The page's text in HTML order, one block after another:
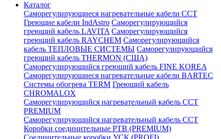
Каталог
Саморегулирующиеся нагревательные кабели ССТ
Греющие кабели IndAstro Саморегулирующийся
греющий кабель LAVITA Саморегулирующийся
греющий кабель RAYCHEM Саморегулирующийся
кабель ТЕПЛОВЫЕ СИСТЕМЫ Саморегулирующийся
греющий кабель THERMON (США)
Саморегулирующийся греющий кабель FINE KOREA
Саморегулирующиеся нагревательные кабели BARTEC
Системы обогрева TERM Греющий кабель
CHROMALOX
Саморегулирующийся нагревательный кабель ССТ
PREMIUM
Саморегулирующийся нагревательный кабель ССТ
Коробки соединительные РТВ (PREMIUM)
Соединительные коробки УСК (PROFI)